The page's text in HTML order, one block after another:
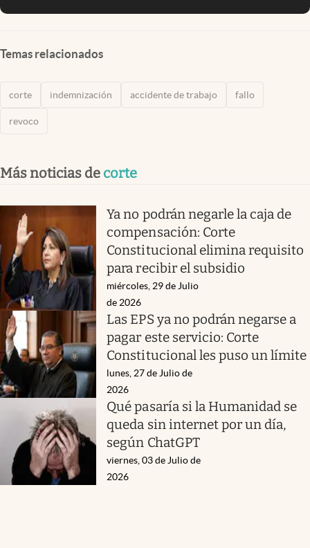
Temas relacionados
corte indemnización accidente de trabajo fallo
revoco
Más noticias de corte
Ya no podrán negarle la caja de
compensación: Corte
Constitucional elimina requisito
para recibir el subsidio
miércoles, 29 de Julio
de 2026
Las EPS ya no podrán negarse a
pagar este servicio: Corte
Constitucional les puso un límite
lunes, 27 de Julio de
2026
Qué pasaría si la Humanidad se
queda sin internet por un día,
según ChatGPT
viernes, 03 de Julio de
2026